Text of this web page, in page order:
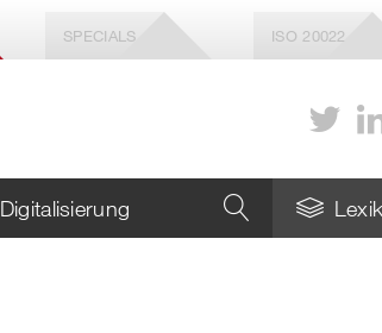
SPECIALS ISO 20022
Digitalisierung